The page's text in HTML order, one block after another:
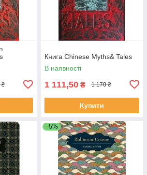
₴
Книга Chinese Myths& Tales
В наявності
1 111,50 ₴ 1 170 ₴
Купити
–5%